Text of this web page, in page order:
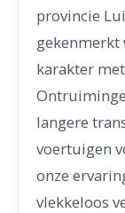
provincie
karakter
langere
voertuigen
onze
vlekkeloos